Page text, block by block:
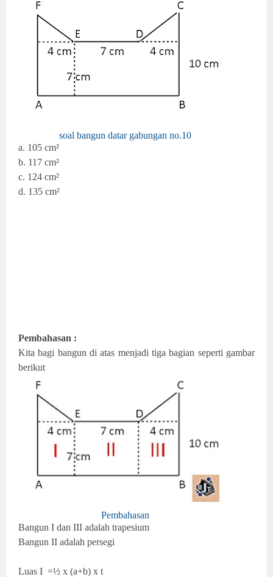
soal bangun datar gabungan no.10
a. 105 cm²
b. 117 cm²
c. 124 cm²
d. 135 cm²
Pembahasan :
Kita bagi bangun di atas menjadi tiga bagian seperti gambar
berikut
Pembahasan
Bangun I dan III adalah trapesium
Bangun II adalah persegi
Luas I =½ x (a+b) x t